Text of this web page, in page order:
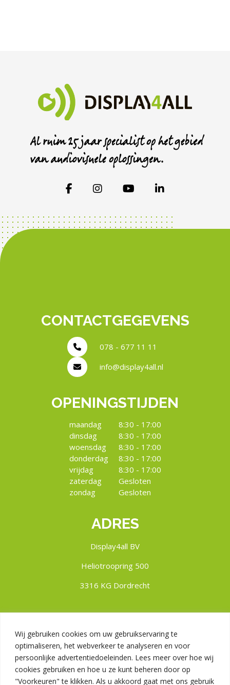
Wij gebruiken cookies om uw gebruikservaring te
optimaliseren, het webverkeer te analyseren en voor
persoonlijke advertentiedoeleinden. Lees meer over hoe wij
cookies gebruiken en hoe u ze kunt beheren door op
"Voorkeuren" te klikken. Als u akkoord gaat met ons gebruik
CONTACTGEGEVENS
078 - 677 11 11
info@display4all.nl
OPENINGSTIJDEN
maandag
8:30 - 17:00
dinsdag
8:30 - 17:00
woensdag
8:30 - 17:00
donderdag
8:30 - 17:00
vrijdag
8:30 - 17:00
zaterdag
Gesloten
zondag
Gesloten
ADRES
Display4all BV
Heliotroopring 500
3316 KG Dordrecht